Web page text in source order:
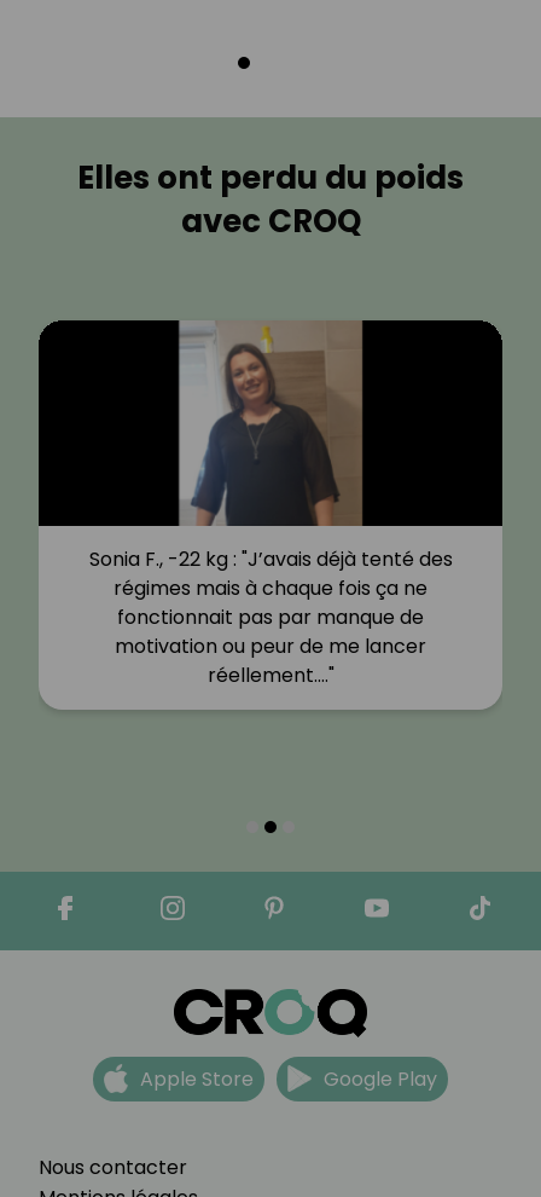
Elles ont perdu du poids
avec CROQ
Sonia F., -22 kg : "J’avais déjà tenté des
régimes mais à chaque fois ça ne
fonctionnait pas par manque de
motivation ou peur de me lancer
réellement.…"
Nous contacter
Apple Store Google Play